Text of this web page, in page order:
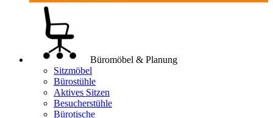
Büromöbel & Planung
Sitzmöbel
Bürostühle
Aktives Sitzen
Besucherstühle
Bürotische